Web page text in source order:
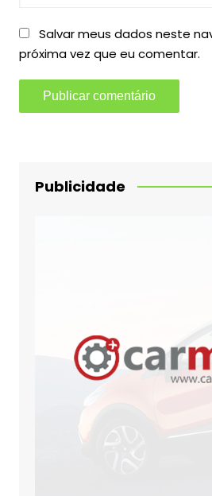
Salvar meus dados neste
próxima vez que eu comentar.
Publicidade